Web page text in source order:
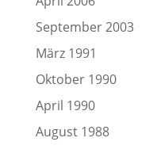
September 2003
März 1991
Oktober 1990
April 1990
August 1988